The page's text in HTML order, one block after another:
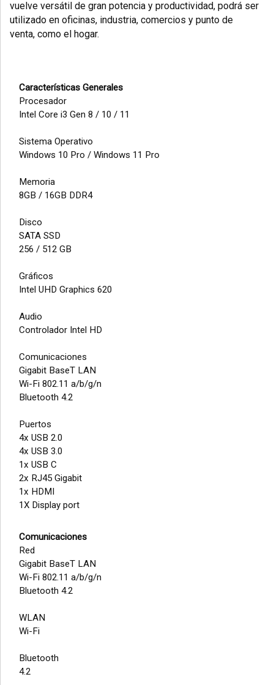
vuelve versátil de gran potencia y productividad, podrá ser
utilizado en oficinas, industria, comercios y punto de
venta, como el hogar.
Características Generales
Procesador
Intel Core i3 Gen 8 / 10 / 11
Sistema Operativo
Windows 10 Pro / Windows 11 Pro
Memoria
8GB / 16GB DDR4
Disco
SATA SSD
256 / 512 GB
Gráficos
Intel UHD Graphics 620
Audio
Controlador Intel HD
Comunicaciones
Gigabit BaseT LAN
Wi-Fi 802.11 a/b/g/n
Bluetooth 4.2
Puertos
4x USB 2.0
4x USB 3.0
1x USB C
2x RJ45 Gigabit
1x HDMI
1X Display port
Comunicaciones
Red
Gigabit BaseT LAN
Wi-Fi 802.11 a/b/g/n
Bluetooth 4.2
WLAN
Wi-Fi
Bluetooth
4.2